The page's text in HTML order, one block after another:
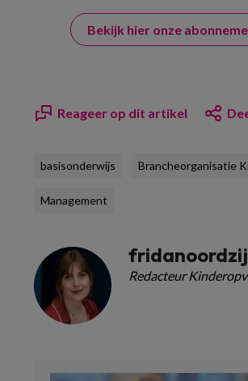
Bekijk hier onze
Reageer op dit artikel
basisonderwijs Brancheorganisatie
Management
fridanoordzij
Redacteur